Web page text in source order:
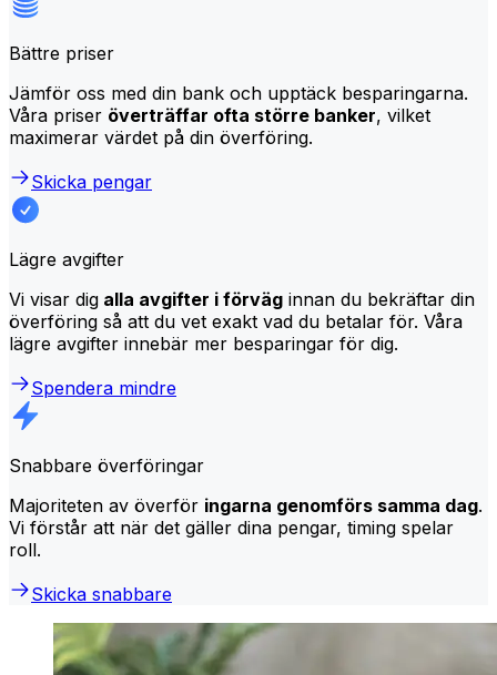
Bättre priser
Jämför oss med din bank och upptäck besparingarna.
Våra priser överträffar ofta större banker, vilket
maximerar värdet på din överföring.
Skicka pengar
Lägre avgifter
Vi visar dig alla avgifter i förväg innan du bekräftar din
överföring så att du vet exakt vad du betalar för. Våra
lägre avgifter innebär mer besparingar för dig.
Spendera mindre
Snabbare överföringar
Majoriteten av överför ingarna genomförs samma dag.
Vi förstår att när det gäller dina pengar, timing spelar
roll.
Skicka snabbare